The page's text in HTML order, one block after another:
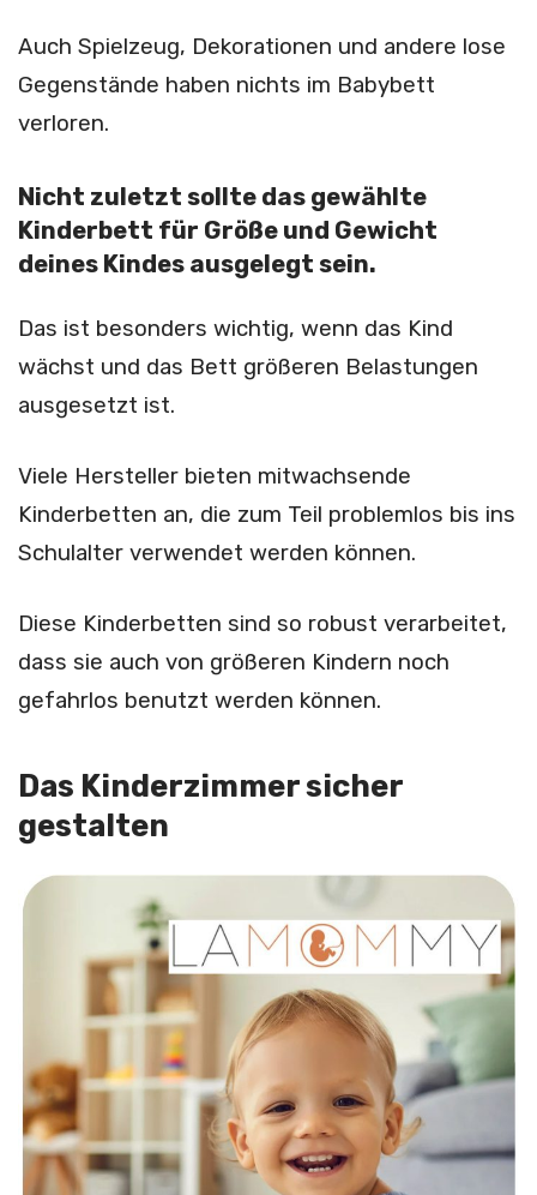
Auch Spielzeug, Dekorationen und andere lose
Gegenstände haben nichts im Babybett
verloren.
Nicht zuletzt sollte das gewählte
Kinderbett für Größe und Gewicht
deines Kindes ausgelegt sein.
Das ist besonders wichtig, wenn das Kind
wächst und das Bett größeren Belastungen
ausgesetzt ist.
Viele Hersteller bieten mitwachsende
Kinderbetten an, die zum Teil problemlos bis ins
Schulalter verwendet werden können.
Diese Kinderbetten sind so robust verarbeitet,
dass sie auch von größeren Kindern noch
gefahrlos benutzt werden können.
Das Kinderzimmer sicher
gestalten